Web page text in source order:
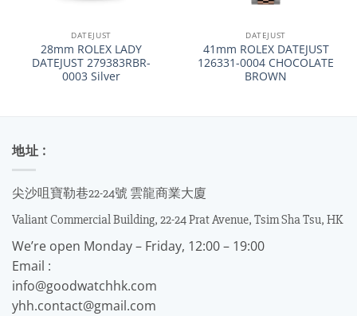
DATEJUST
28mm ROLEX LADY
DATEJUST 279383RBR-
0003 Silver
DATEJUST
41mm ROLEX DATEJUST
126331-0004 CHOCOLATE
BROWN
地址 :
尖沙咀寶勒巷22-24號 雲龍商業大廈
Valiant Commercial Building, 22-24 Prat Avenue, Tsim Sha Tsu, HK
We’re open Monday – Friday, 12:00 – 19:00
Email :
info@goodwatchhk.com
yhh.contact@gmail.com